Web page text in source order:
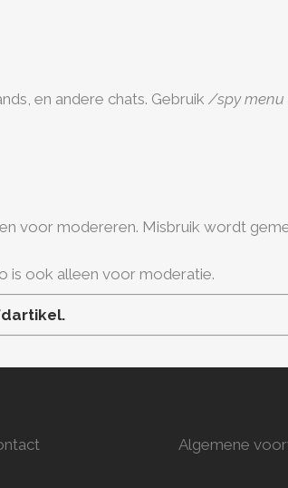
en andere chats. Gebruik /spy menu
voor modereren. Misbruik wordt
is ook alleen voor moderatie.
Algemene